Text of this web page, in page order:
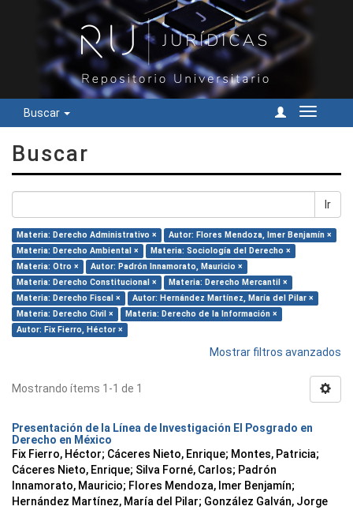
Buscar
Cambiar
Buscar
Ir
Materia: Derecho Administrativo ×
Autor: Flores Mendoza, Imer Benjamín ×
Materia: Derecho Ambiental ×
Materia: Sociología del Derecho ×
Materia: Otro ×
Autor: Padrón Innamorato, Mauricio ×
Materia: Derecho Constitucional ×
Materia: Derecho Mercantil ×
Materia: Derecho Fiscal ×
Autor: Hernández Martínez, María del Pilar ×
Materia: Derecho Civil ×
Materia: Derecho de la Información ×
Autor: Fix Fierro, Héctor ×
Mostrar filtros avanzados
Mostrando ítems 1-1 de 1
Presentación de la Línea de Investigación El Posgrado en
Derecho en México
Fix Fierro, Héctor; Cáceres Nieto, Enrique; Montes, Patricia;
Cáceres Nieto, Enrique; Silva Forné, Carlos; Padrón
Innamorato, Mauricio; Flores Mendoza, Imer Benjamín;
Hernández Martínez, María del Pilar; González Galván, Jorge